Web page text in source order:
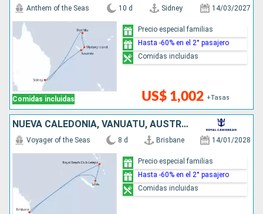
Comidas incluidas
Anthem of the Seas 10 d Sidney 14/03/2027
US$ 1,002 +Tasas
Precio especial familias
Hasta -60% en el 2° pasajero
Comidas incluidas
NUEVA CALEDONIA, VANUATU, AUSTRALIA
Voyager of the Seas 8 d Brisbane 14/01/2028
Precio especial familias
Hasta -60% en el 2° pasajero
Comidas incluidas